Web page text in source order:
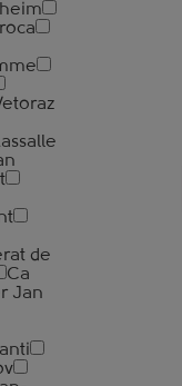
de
Ca
Jan